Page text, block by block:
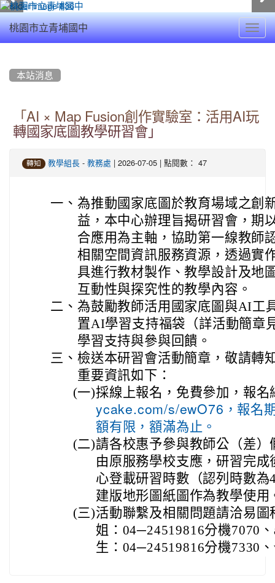
桃園市立青埔國中
本站消息
「AI × Map Fusion創作實驗室：活用AI玩
轉國家底圖教學研習會」
轉知 教學組長 - 教務處 | 2026-07-05 | 點閱數： 47
一、 為推動國家底圖於教育場域之創
益，本中心辦理旨揭研習會，期
合應用為主軸，協助第一線教師
相關空間資訊服務資源，透過實
具進行教材製作、教學設計及地
互動性與探究性的教學內容。
二、 為鼓勵教師活用國家底圖與AI工
置AI學習支持福袋（詳活動簡章
學習支持與參與回饋。
三、 檢送本研習會活動簡章，敬請轉
重要資訊如下：
(一)採線上報名，免費參加，報名
ycake.com/s/ewO76，報名
額有限，額滿為止。
(二)請各校惠予參與教師公（差
由原服務學校支應，研習完
心登載研習時數（認列時數
建版地形圖紙圖作為教學使用
(三)活動聯繫及相關問題請洽易
姐：04─24519816分機7070
生：04─24519816分機7330